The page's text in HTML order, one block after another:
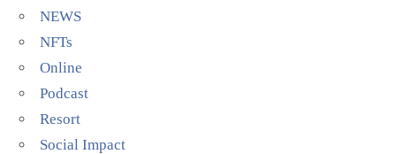
NEWS
NFTs
Online
Podcast
Resort
Social Impact